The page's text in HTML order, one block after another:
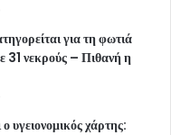
για τη φωτιά
31 νεκρούς – Πιθανή η
υγειονομικός χάρτης: